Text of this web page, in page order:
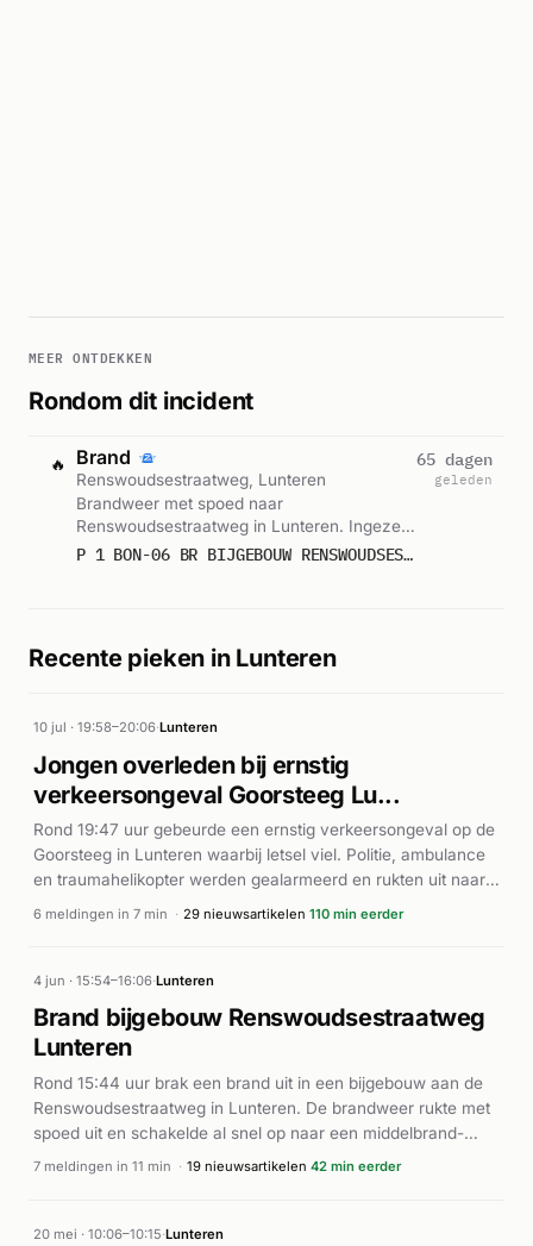
MEER ONTDEKKEN
Rondom dit incident
🔥 Brand
Renswoudsestraatweg, Lunteren
Brandweer met spoed naar
Renswoudsestraatweg in Lunteren. Ingezet:
BON-06. Gemeld om 16:26.
P 1 BON-06 BR BIJGEBOUW RENSWOUDSESTRAATWEG LUNTEREN 093034
65 dagen
geleden
Recente pieken in Lunteren
10 jul · 19:58–20:06·Lunteren
Jongen overleden bij ernstig
verkeersongeval Goorsteeg Lu...
Rond 19:47 uur gebeurde een ernstig verkeersongeval op de
Goorsteeg in Lunteren waarbij letsel viel. Politie, ambulance
en traumahelikopter werden gealarmeerd en rukten uit naar
de locatie. De brandweer kwam eveneens ter plaatse voor
accident. Ondanks medische hulp kon het slachtoffer niet
gered worden en overleed ter plaatse of kort daarna. De
veroorzaker van het ongeluk, een 18-jarige bestuurder, werd
aangehouden. Volgens De Gelderlander werd de automobilist
later vrijgelaten.
6 meldingen in 7 min · 29 nieuwsartikelen 110 min eerder
4 jun · 15:54–16:06·Lunteren
Brand bijgebouw Renswoudsestraatweg
Lunteren
Rond 15:44 uur brak een brand uit in een bijgebouw aan de
Renswoudsestraatweg in Lunteren. De brandweer rukte met
spoed uit en schakelde al snel op naar een middelbrand-
inzet, waardoor meerdere eenheden ter plaatse werden
brandweer onder controle gebracht en is inmiddels geblust.
7 meldingen in 11 min · 19 nieuwsartikelen 42 min eerder
20 mei · 10:06–10:15·Lunteren